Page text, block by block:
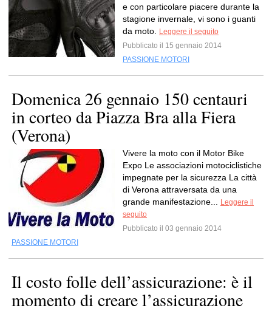
e con particolare piacere durante la
stagione invernale, vi sono i guanti
da moto.
Leggere il seguito
Pubblicato il 15 gennaio 2014
PASSIONE MOTORI
Domenica 26 gennaio 150 centauri
in corteo da Piazza Bra alla Fiera
(Verona)
Vivere la moto con il Motor Bike
Expo Le associazioni motociclistiche
impegnate per la sicurezza La città
di Verona attraversata da una
grande manifestazione...
Leggere il
seguito
Pubblicato il 03 gennaio 2014
PASSIONE MOTORI
Il costo folle dell’assicurazione: è il
momento di creare l’assicurazione